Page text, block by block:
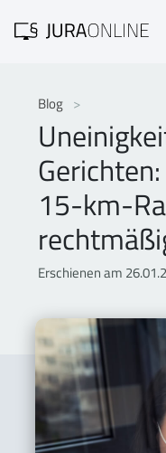
Blog
15-km-
Erschienen am